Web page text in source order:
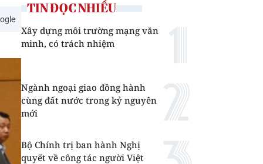
TIN ĐỌC NHIỀU
Xây dựng môi trường mạng văn
minh, có trách nhiệm
Ngành ngoại giao đồng hành
cùng đất nước trong kỷ nguyên
mới
Bộ Chính trị ban hành Nghị
quyết về công tác người Việt